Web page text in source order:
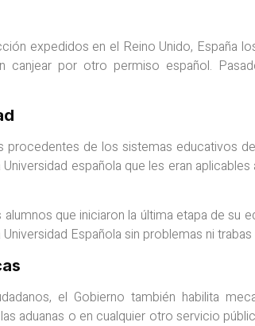
expedidos en el Reino Unido, España
canjear por otro permiso español.
procedentes de los sistemas educativos
española que les eran
que iniciaron la última etapa de su
Española sin problemas ni
el Gobierno también habilita
aduanas o en cualquier otro servicio